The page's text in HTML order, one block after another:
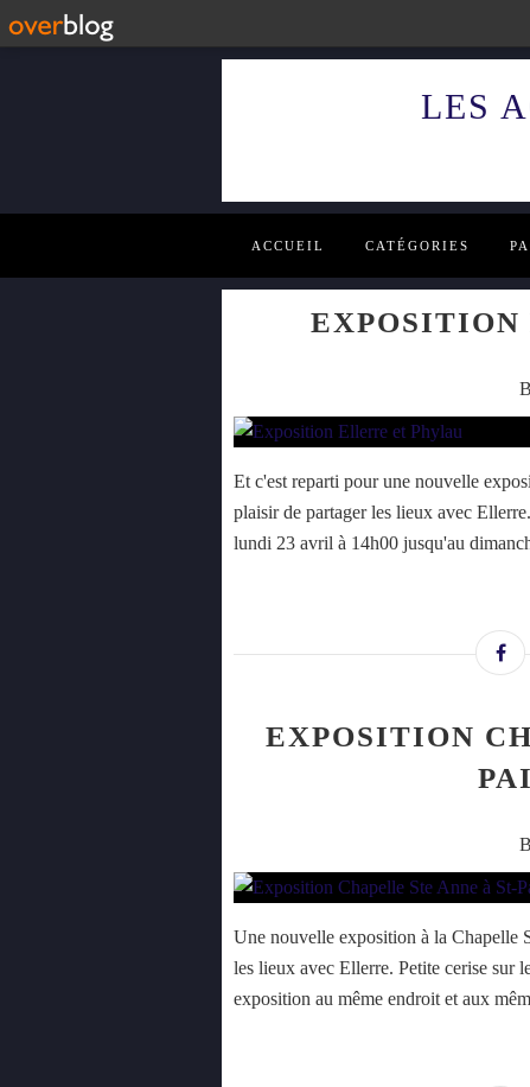
LES
ACCUEIL CATÉGORIES
Et c'est reparti pour une nouvelle
plaisir de partager les lieux avec
lundi 23 avril à 14h00 jusqu'au
EXPOSITION
Une nouvelle exposition à la Chapelle
les lieux avec Ellerre. Petite cerise sur
exposition au même endroit et aux